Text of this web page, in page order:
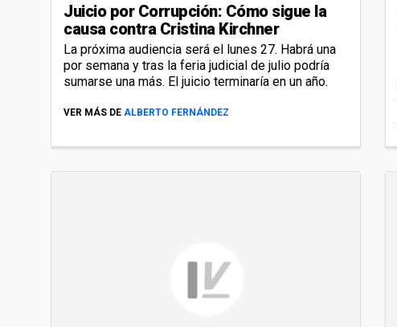
Juicio por Corrupción: Cómo sigue la
causa contra Cristina Kirchner
La próxima audiencia será el lunes 27. Habrá una
por semana y tras la feria judicial de julio podría
sumarse una más. El juicio terminaría en un año.
VER MÁS DE ALBERTO FERNÁNDEZ